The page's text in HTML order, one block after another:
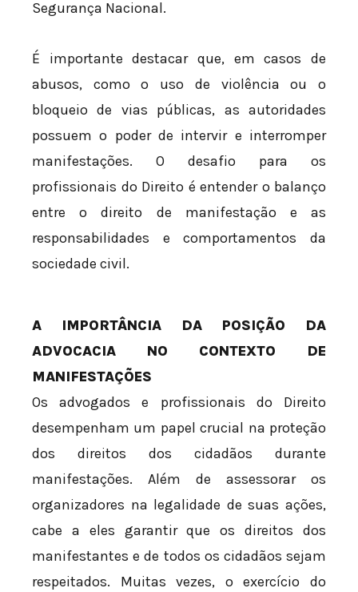
Segurança Nacional.
É importante destacar que, em casos de
abusos, como o uso de violência ou o
bloqueio de vias públicas, as autoridades
possuem o poder de intervir e interromper
manifestações. O desafio para os
profissionais do Direito é entender o balanço
entre o direito de manifestação e as
responsabilidades e comportamentos da
sociedade civil.
A IMPORTÂNCIA DA POSIÇÃO DA
ADVOCACIA NO CONTEXTO DE
MANIFESTAÇÕES
Os advogados e profissionais do Direito
desempenham um papel crucial na proteção
dos direitos dos cidadãos durante
manifestações. Além de assessorar os
organizadores na legalidade de suas ações,
cabe a eles garantir que os direitos dos
manifestantes e de todos os cidadãos sejam
respeitados. Muitas vezes, o exercício do